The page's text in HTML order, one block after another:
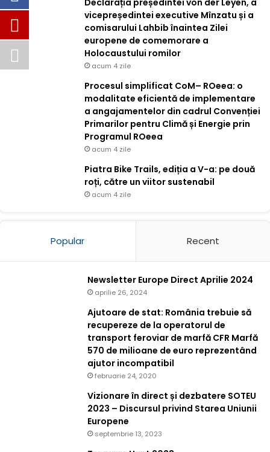
vicepreședintei executive Mînzatu și a
comisarului Lahbib înaintea Zilei
europene de comemorare a
Holocaustului romilor
acum 4 zile
Procesul simplificat CoM– ROeea: o
modalitate eficientă de implementare
a angajamentelor din cadrul Convenției
Primarilor pentru Climă și Energie prin
Programul ROeea
acum 4 zile
Piatra Bike Trails, ediția a V-a: pe două
roți, către un viitor sustenabil
acum 4 zile
Popular Recent
Newsletter Europe Direct Aprilie 2024
aprilie 26, 2024
Ajutoare de stat: România trebuie să
recupereze de la operatorul de
transport feroviar de marfă CFR Marfă
570 de milioane de euro reprezentând
ajutor incompatibil
februarie 24, 2020
Vizionare în direct și dezbatere SOTEU
2023 – Discursul privind Starea Uniunii
Europene
septembrie 13, 2023